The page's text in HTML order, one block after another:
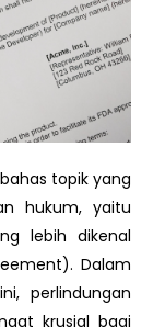
topik yang
hukum, yaitu
lebih dikenal
Dalam
perlindungan
krusial bagi